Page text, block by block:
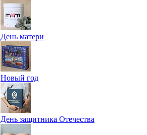
День матери
Новый год
День защитника Отечества